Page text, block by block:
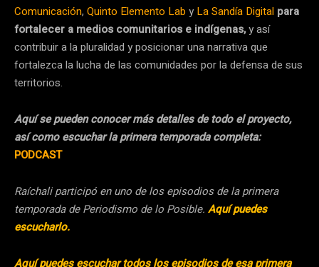
Comunicación, Quinto Elemento Lab y La Sandía Digital para
fortalecer a medios comunitarios e indígenas,y así
contribuir a la pluralidad y posicionar una narrativa que
fortalezca la lucha de las comunidades por la defensa de sus
territorios.
Aquí se pueden conocer más detalles de todo el proyecto,
así como escuchar la primera temporada completa:
PODCAST
Raíchali participó en uno de los episodios de la primera
temporada de Periodismo de lo Posible. Aquí puedes
escucharlo.
Aquí puedes escuchar todos los episodios de esa primera